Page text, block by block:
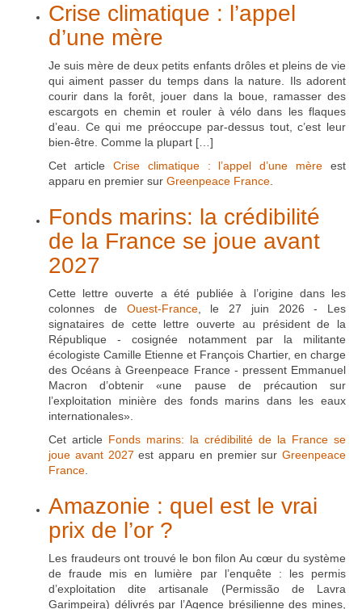
Crise climatique : l’appel
d’une mère
Je suis mère de deux petits enfants drôles et pleins de vie
qui aiment passer du temps dans la nature. Ils adorent
courir dans la forêt, jouer dans la boue, ramasser des
escargots en chemin et rouler à vélo dans les flaques
d’eau. Ce qui me préoccupe par-dessus tout, c’est leur
bien-être. Comme la plupart […]
Cet article Crise climatique : l’appel d’une mère est
apparu en premier sur Greenpeace France
Fonds marins: la crédibilité
de la France se joue avant
2027
Cette lettre ouverte a été publiée à l’origine dans les
colonnes de Ouest-France, le 27 juin 2026 - Les
signataires de cette lettre ouverte au président de la
République - cosignée notamment par la militante
écologiste Camille Etienne et François Chartier, en charge
des Océans à Greenpeace France - pressent Emmanuel
Macron d’obtenir «une pause de précaution sur
l’exploitation minière des fonds marins dans les eaux
internationales».
Cet article Fonds marins: la crédibilité de la France se
joue avant 2027 est apparu en premier sur Greenpeace
France
Amazonie : quel est le vrai
prix de l’or ?
Les fraudeurs ont trouvé le bon filon Au cœur du système
de fraude mis en lumière par l’enquête : les permis
d’exploitation dite artisanale (Permissão de Lavra
Garimpeira) délivrés par l’Agence brésilienne des mines,